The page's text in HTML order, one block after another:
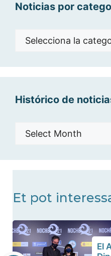
Noticias por
Noticias
Histórico de
Histórico
Et pot
El